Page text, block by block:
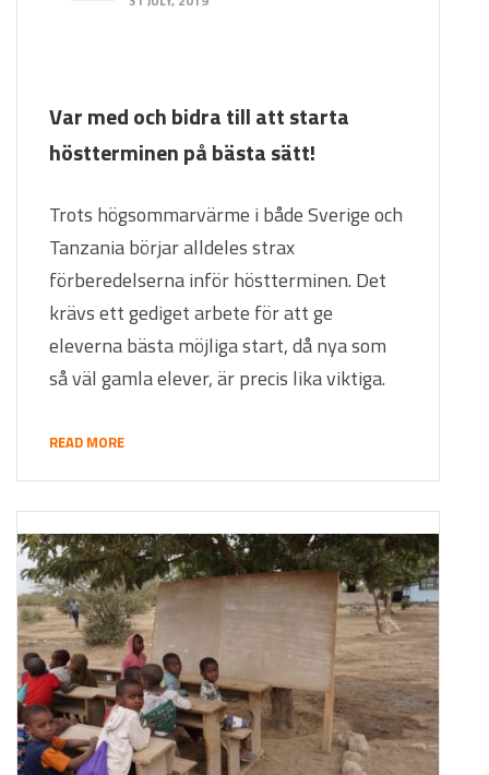
Var med och bidra till att starta
höstterminen på bästa sätt!
Trots högsommarvärme i både Sverige och
Tanzania börjar alldeles strax
förberedelserna inför höstterminen. Det
krävs ett gediget arbete för att ge
eleverna bästa möjliga start, då nya som
så väl gamla elever, är precis lika viktiga.
READ MORE